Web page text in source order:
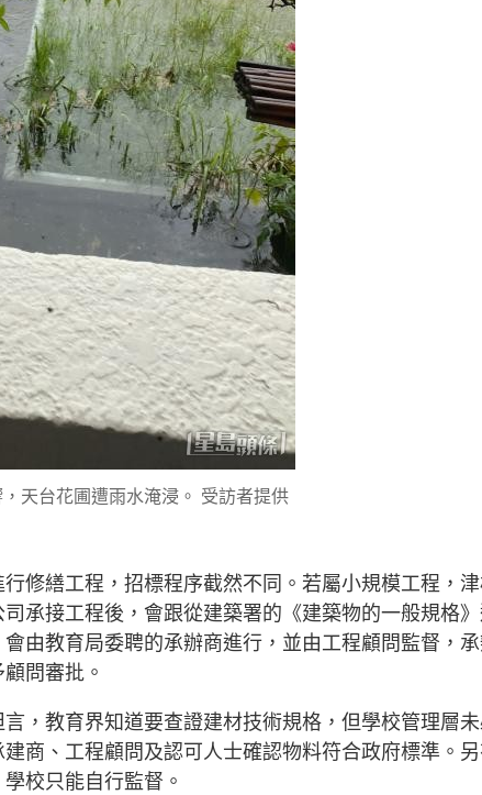
天台花圃遭雨水淹浸。 受訪者提供
修繕工程，招標程序截然不同。若屬小規模工程，
承接工程後，會跟從建築署的《建築物的一般規格
由教育局委聘的承辦商進行，並由工程顧問監督，
問審批。
，教育界知道要查證建材技術規格，但學校管理層
商、工程顧問及認可人士確認物料符合政府標準。
校只能自行監督。